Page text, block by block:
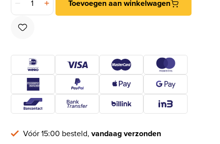
Toevoegen aan winkelwagen
Vóór 15:00 besteld,vandaag verzonden